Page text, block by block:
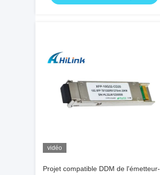
vidéo
Projet compatible DDM de l'émetteur-